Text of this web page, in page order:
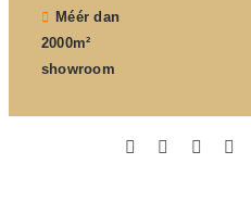
Méér dan
2000m²
showroom